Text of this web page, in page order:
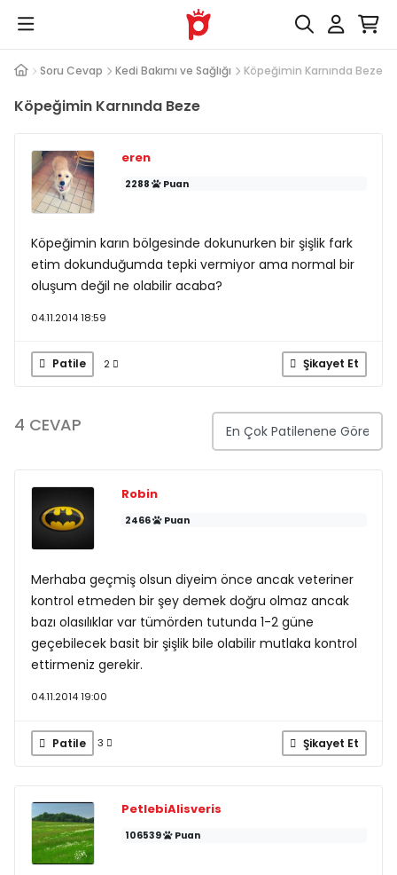
Soru Cevap Kedi Bakımı ve Sağlığı Köpeğimin Karnında Beze
Köpeğimin Karnında Beze
eren
2288 Puan
Köpeğimin karın bölgesinde dokunurken bir şişlik fark
etim dokunduğumda tepki vermiyor ama normal bir
oluşum değil ne olabilir acaba?
04.11.2014 18:59
Patile 2 Şikayet Et
4 CEVAP
Robin
2466 Puan
Merhaba geçmiş olsun diyeim önce ancak veteriner
kontrol etmeden bir şey demek doğru olmaz ancak
bazı olasılıklar var tümörden tutunda 1-2 güne
geçebilecek basit bir şişlik bile olabilir mutlaka kontrol
ettirmeniz gerekir.
04.11.2014 19:00
Patile 3 Şikayet Et
PetlebiAlisveris
106539 Puan